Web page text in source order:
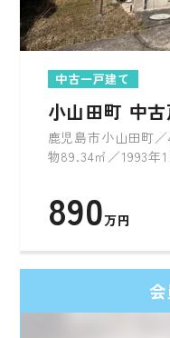
中古一戸建て
小山田町 中
鹿児島市小山田町
物89.34㎡／1993年
890万円